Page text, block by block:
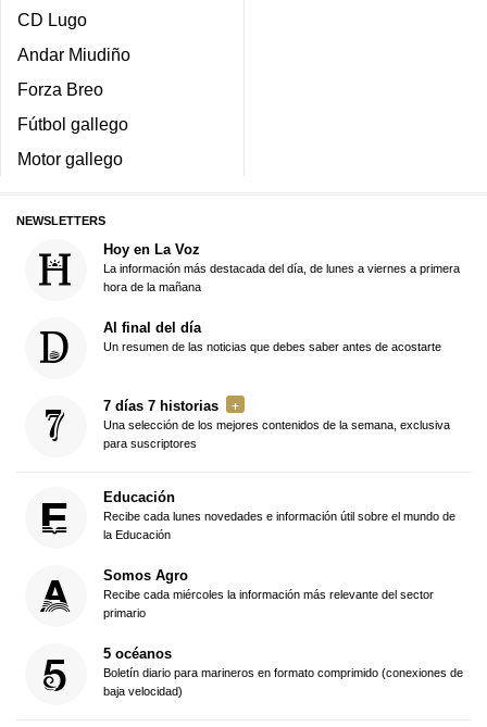
CD Lugo
Andar Miudiño
Forza Breo
Fútbol gallego
Motor gallego
NEWSLETTERS
Hoy en La Voz
La información más destacada del día, de lunes a viernes a primera
hora de la mañana
Al final del día
Un resumen de las noticias que debes saber antes de acostarte
7 días 7 historias
Una selección de los mejores contenidos de la semana, exclusiva
para suscriptores
Educación
Recibe cada lunes novedades e información útil sobre el mundo de
la Educación
Somos Agro
Recibe cada miércoles la información más relevante del sector
primario
5 océanos
Boletín diario para marineros en formato comprimido (conexiones de
baja velocidad)